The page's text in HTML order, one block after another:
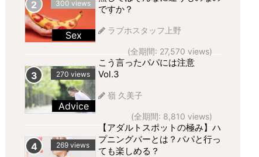
300 views
Sex
ですか？
ラブホスタッフ上野
(全期間: 27,570 views)
270 views
Advice
こう言ったパパには注意
Vol.3
嶺 久美子
(全期間: 8,810 views)
269 views
【アダルトスポットの極み】ハ
プニングバーとは？パパと行っ
ても楽しめる？